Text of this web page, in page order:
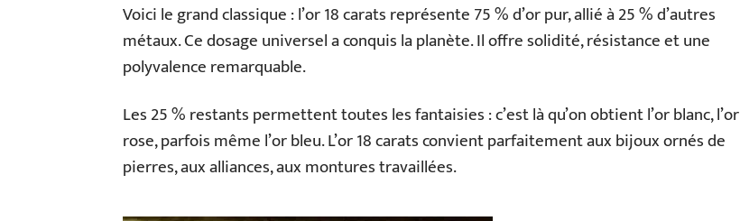
Voici le grand classique : l’or 18 carats représente 75 % d’or pur, allié à 25 % d’autres
métaux. Ce dosage universel a conquis la planète. Il offre solidité, résistance et une
polyvalence remarquable.
Les 25 % restants permettent toutes les fantaisies : c’est là qu’on obtient l’or blanc, l’or
rose, parfois même l’or bleu. L’or 18 carats convient parfaitement aux bijoux ornés de
pierres, aux alliances, aux montures travaillées.